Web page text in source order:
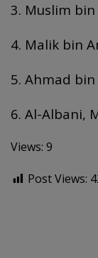
3. Muslim bin
4. Malik bin
5. Ahmad
6. Al-Albani,
Views: 9
Post Views: